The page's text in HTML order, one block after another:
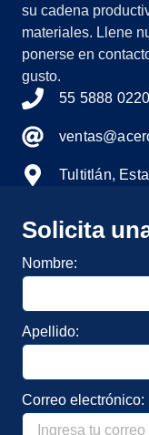
su cadena
materiales. Llene
ponerse en
gusto.
55 5888 0220
Tultitlán,
Solicita
Nombre:
Apellido:
Correo electrónico: